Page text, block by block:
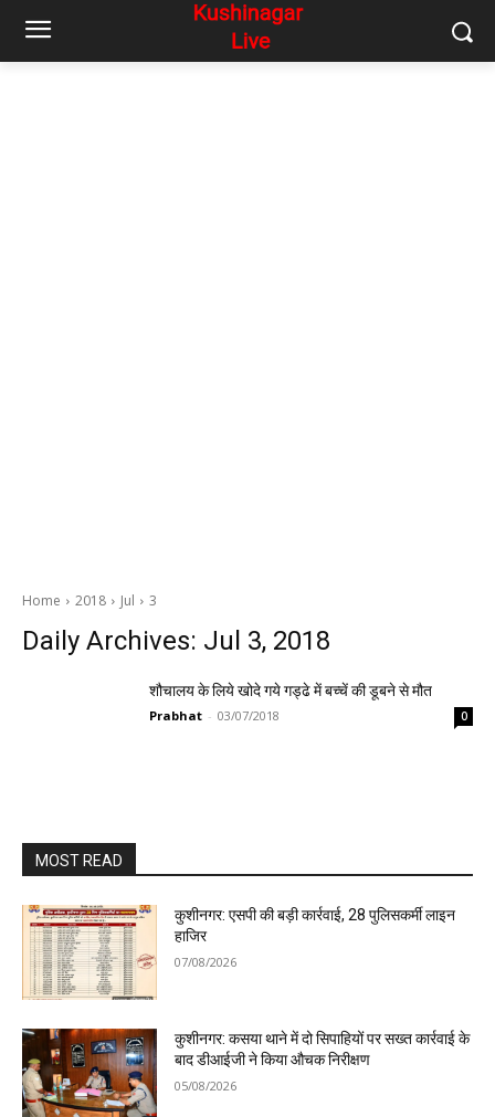
Home 2018 Jul 3
Daily Archives: Jul 3, 2018
शौचालय के लिये खोदे गये गड्ढे में बच्चें की डूबने से मौत
Prabhat - 03/07/2018 0
MOST READ
कुशीनगर: एसपी की बड़ी कार्रवाई, 28 पुलिसकर्मी लाइन
हाजिर
07/08/2026
कुशीनगर: कसया थाने में दो सिपाहियों पर सख्त कार्रवाई के
बाद डीआईजी ने किया औचक निरीक्षण
05/08/2026